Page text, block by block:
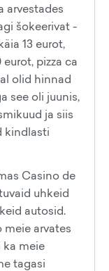
arvestades
šokeerivat -
13 eurot,
pizza ca
olid hinnad
see oli juunis,
ja siis
kindlasti
Casino de
uhkeid
autosid.
arvates
ka meie
tagasi